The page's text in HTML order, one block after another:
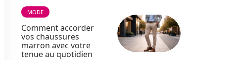
MODE
Comment accorder
vos chaussures
marron avec votre
tenue au quotidien